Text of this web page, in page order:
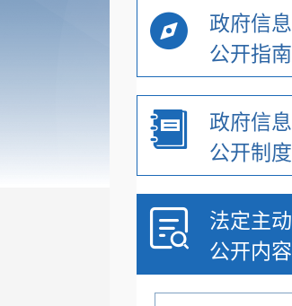
政府信息
公开指南
政府信息
公开制度
法定主动
公开内容